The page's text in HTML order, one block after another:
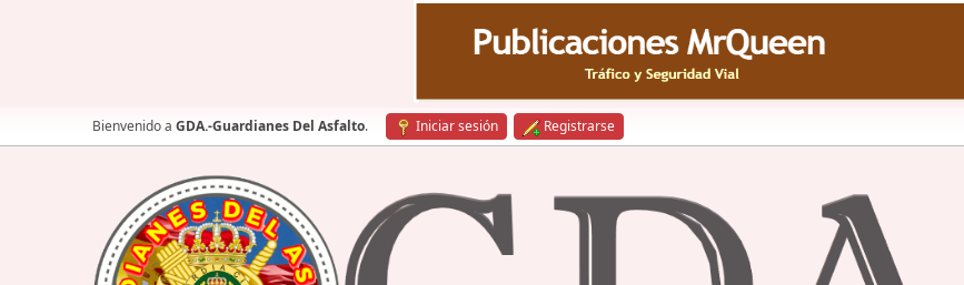
Bienvenido a GDA.-Guardianes Del Asfalto. Iniciar sesión Registrarse